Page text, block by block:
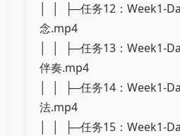
│ │ ├─任务12：Week1-
念.mp4
│ │ ├─任务13：Week1-
伴奏.mp4
│ │ ├─任务14：Week1-
法.mp4
│ │ ├─任务15：Week1-